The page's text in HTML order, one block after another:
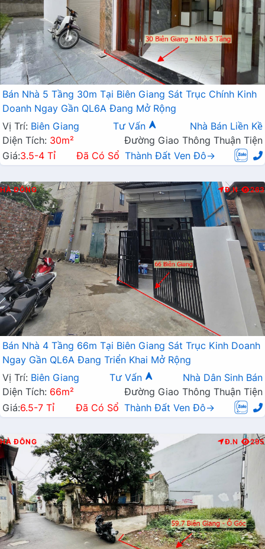
Bán Nhà 5 Tầng 30m Tại Biên Giang Sát Trục Chính Kinh
Doanh Ngay Gần QL6A Đang Mở Rộng
Vị Trí: Biên Giang Tư Vấn
Nhà Bán Liền Kề
Diện Tích: 30m²
Đường Giao Thông Thuận Tiện
Giá:3.5-4 Tỉ Đã Có Sổ Thành Đất Ven Đô→
HÀ ĐÔNG Đ.N 263
Bán Nhà 4 Tầng 66m Tại Biên Giang Sát Trục Kinh Doanh
Ngay Gần QL6A Đang Triển Khai Mở Rộng
Vị Trí: Biên Giang Tư Vấn
Nhà Dân Sinh Bán
Diện Tích: 66m²
Đường Giao Thông Thuận Tiện
Giá:6.5-7 Tỉ Đã Có Sổ Thành Đất Ven Đô→
HÀ ĐÔNG Đ.N 295